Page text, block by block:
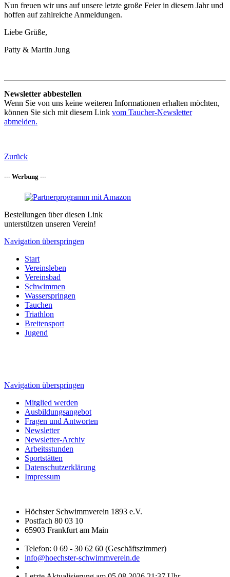
Nun freuen wir uns auf unsere letzte große Feier in diesem Jahr und
hoffen auf zahlreiche Anmeldungen.
Liebe Grüße,
Patty & Martin Jung
Newsletter abbestellen
Wenn Sie von uns keine weiteren Informationen erhalten möchten,
können Sie sich mit diesem Link vom Taucher-Newsletter
abmelden.
Zurück
--- Werbung ---
Bestellungen über diesen Link
unterstützen unseren Verein!
Navigation überspringen
Start
Vereinsleben
Vereinsbad
Schwimmen
Wasserspringen
Tauchen
Triathlon
Breitensport
Jugend
Navigation überspringen
Mitglied werden
Ausbildungsangebot
Fragen und Antworten
Newsletter
Newsletter-Archiv
Arbeitsstunden
Sportstätten
Datenschutzerklärung
Impressum
Höchster Schwimmverein 1893 e.V.
Postfach 80 03 10
65903 Frankfurt am Main
Telefon: 0 69 - 30 62 60 (Geschäftszimmer)
info@hoechster-schwimmverein.de